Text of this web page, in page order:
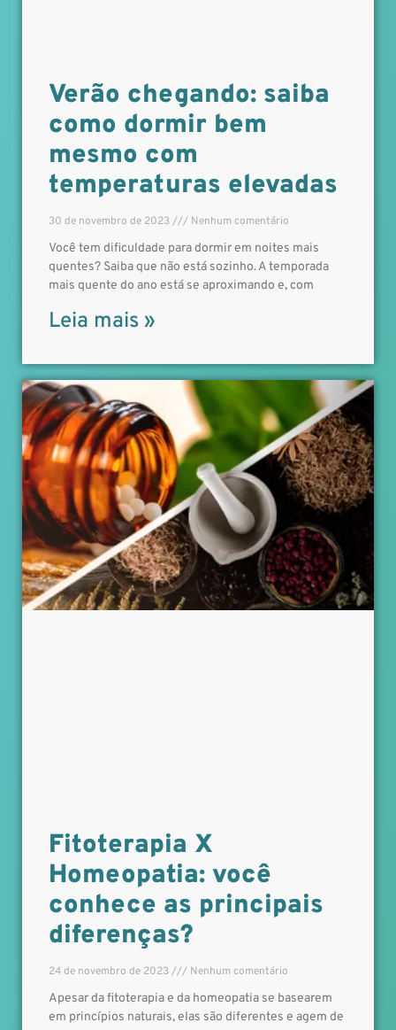
Verão chegando: saiba
como dormir bem
mesmo com
temperaturas elevadas
30 de novembro de 2023 Nenhum comentário
Você tem dificuldade para dormir em noites mais
quentes? Saiba que não está sozinho. A temporada
mais quente do ano está se aproximando e, com
Leia mais »
Fitoterapia X
Homeopatia: você
conhece as principais
diferenças?
24 de novembro de 2023 Nenhum comentário
Apesar da fitoterapia e da homeopatia se basearem
em princípios naturais, elas são diferentes e agem de